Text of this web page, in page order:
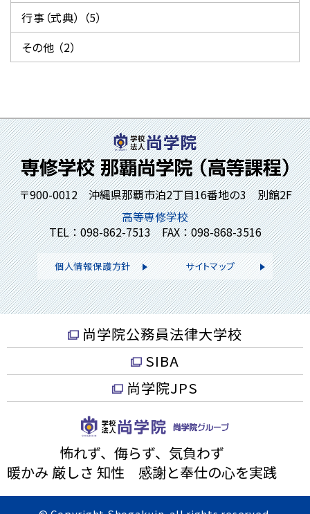
行事（式典） （5）
その他 （2）
〒900-0012 沖縄県那覇市泊2丁目16番地の3 別館2F
高等専修学校
TEL：098-862-7513 FAX：098-868-3516
個人情報保護方針 サイトマップ
尚学院公務員法律大学校
SIBA
尚学院JPS
怖れず、侮らず、気負わず
暖かみ 厳しさ 知性 感謝と奉仕の心を実践